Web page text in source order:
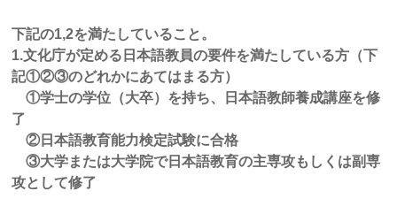
下記の1,2を満たしていること。
1.文化庁が定める日本語教員の要件を満たしている方（下
記①②③のどれかにあてはまる方）
①学士の学位（大卒）を持ち、日本語教師養成講座を修
了
②日本語教育能力検定試験に合格
③大学または大学院で日本語教育の主専攻もしくは副専
攻として修了